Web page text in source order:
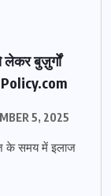
बुज़ुर्गों
5, 2025
के समय में इलाज